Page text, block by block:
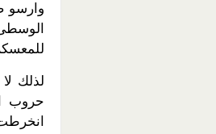
وارسو
لذلك
حروب